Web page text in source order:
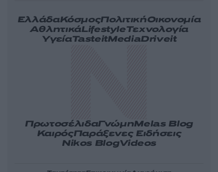
ΕλλάδαΚόσμοςΠολιτικήΟικονομία
ΑθλητικάLifestyleΤεχνολογία
ΥγείαTasteitMediaDriveit
ΠρωτοσέλιδαΓνώμηMelas Blog
ΚαιρόςΠαράξενες Ειδήσεις
Nikos BlogVideos